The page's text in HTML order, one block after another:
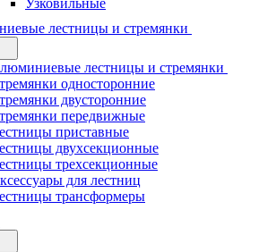
Узковильные
лестницы и стремянки
лестницы и стремянки
односторонние
двусторонние
передвижные
приставные
двухсекционные
трехсекционные
для лестниц
трансформеры